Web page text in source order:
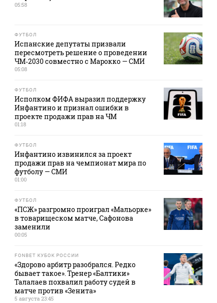
05:58
ФУТБОЛ
Испанские депутаты призвали
пересмотреть решение о проведении
ЧМ‑2030 совместно с Марокко — СМИ
05:08
ФУТБОЛ
Исполком ФИФА выразил поддержку
Инфантино и признал ошибки в
проекте продажи прав на ЧМ
01:18
ФУТБОЛ
Инфантино извинился за проект
продажи прав на чемпионат мира по
футболу — СМИ
01:00
ФУТБОЛ
«ПСЖ» разгромно проиграл «Мальорке»
в товарищеском матче, Сафонова
заменили
00:05
FONBET КУБОК РОССИИ
«Здорово арбитр разобрался. Редко
бывает такое». Тренер «Балтики»
Талалаев похвалил работу судей в
матче против «Зенита»
5 августа 23:45